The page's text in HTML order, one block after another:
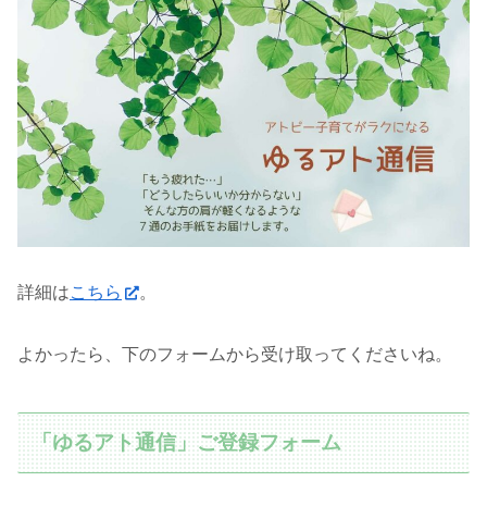
詳細はこちら 。
よかったら、下のフォームから受け取ってくださいね。
「ゆるアト通信」ご登録フォーム